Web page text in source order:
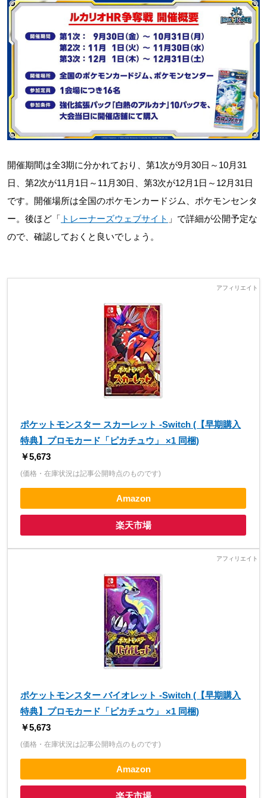
開催期間は全3期に分かれており、第1次が9月30日～10月31
日、第2次が11月1日～11月30日、第3次が12月1日～12月31日
です。開催場所は全国のポケモンカードジム、ポケモンセンタ
ー。後ほど「 トレーナーズウェブサイト 」で詳細が公開予定な
ので、確認しておくと良いでしょう。
ポケットモンスター スカーレット -Switch (【早期購入
特典】プロモカード「ピカチュウ」 ×1 同梱)
￥5,673
(価格・在庫状況は記事公開時点のものです)
Amazon
楽天市場
ポケットモンスター バイオレット -Switch (【早期購入
特典】プロモカード「ピカチュウ」 ×1 同梱)
￥5,673
(価格・在庫状況は記事公開時点のものです)
Amazon